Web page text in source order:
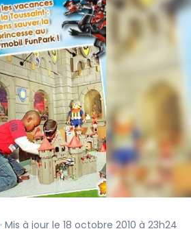
· Mis à jour le 18 octobre 2010 à 23h24